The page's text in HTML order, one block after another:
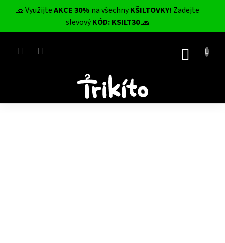
🧢 VyužijteAKCE 30% na všechnyKŠILTOVKY! Zadejte
slevovýKÓD: KSILT30 🧢
CZK